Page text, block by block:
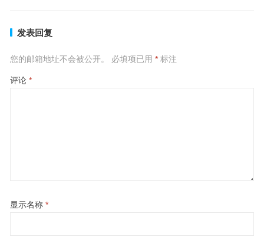
发表回复
您的邮箱地址不会被公开。 必填项已用 *标注
评论 *
显示名称 *